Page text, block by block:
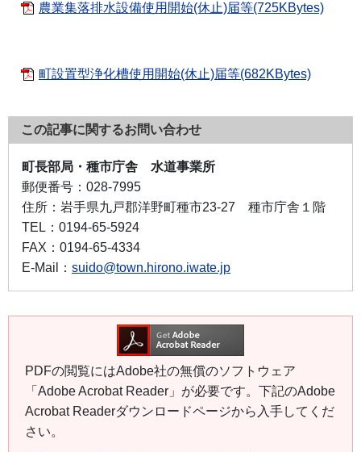
農業集落排水設備使用開始(休止)届等(725KBytes)
町設置型浄化槽使用開始(休止)届等(682KBytes)
この記事に関するお問い合わせ
町長部局・種市庁舎 水道事業所
郵便番号： 028-7995
住所： 岩手県九戸郡洋野町種市23-27 種市庁舎１階
TEL： 0194-65-5924
FAX： 0194-65-4334
E-Mail： suido@town.hirono.iwate.jp
PDFの閲覧にはAdobe社の無償のソフトウェア
「Adobe Acrobat Reader」が必要です。下記のAdobe
Acrobat Readerダウンロードページから入手してくだ
さい。